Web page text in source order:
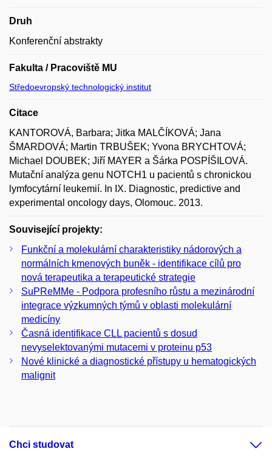
Druh
Konferenční abstrakty
Fakulta / Pracoviště MU
Středoevropský technologický institut
Citace
KANTOROVÁ, Barbara; Jitka MALČÍKOVÁ; Jana
ŠMARDOVÁ; Martin TRBUŠEK; Yvona BRYCHTOVÁ;
Michael DOUBEK; Jiří MAYER a Šárka POSPÍŠILOVÁ.
Mutační analýza genu NOTCH1 u pacientů s chronickou
lymfocytární leukemií. In IX. Diagnostic, predictive and
experimental oncology days, Olomouc. 2013.
Související projekty:
Funkční a molekulární charakteristiky nádorových a
normálních kmenových buněk - identifikace cílů pro
nová terapeutika a terapeutické strategie
SuPReMMe - Podpora profesního růstu a mezinárodní
integrace výzkumných týmů v oblasti molekulární
medicíny
Časná identifikace CLL pacientů s dosud
nevyselektovanými mutacemi v proteinu p53
Nové klinické a diagnostické přístupy u hematogických
malignit
Chci studovat